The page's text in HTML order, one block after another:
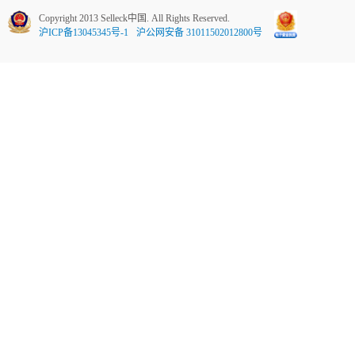
Copyright 2013 Selleck中国. All Rights Reserved.
沪ICP备13045345号-1
沪公网安备 31011502012800号